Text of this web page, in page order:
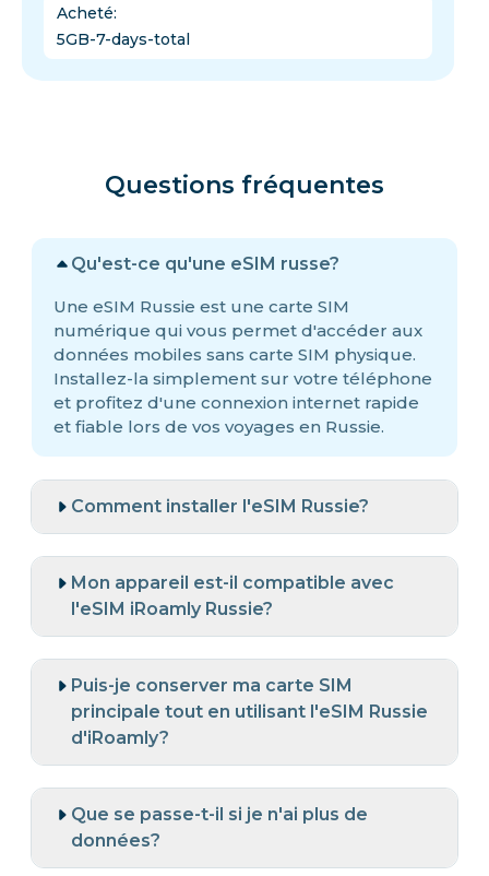
Acheté:
5GB-7-days-total
Questions fréquentes
Qu'est-ce qu'une eSIM russe?
Une eSIM Russie est une carte SIM
numérique qui vous permet d'accéder aux
données mobiles sans carte SIM physique.
Installez-la simplement sur votre téléphone
et profitez d'une connexion internet rapide
et fiable lors de vos voyages en Russie.
Comment installer l'eSIM Russie?
Mon appareil est-il compatible avec
l'eSIM iRoamly Russie?
Puis-je conserver ma carte SIM
principale tout en utilisant l'eSIM Russie
d'iRoamly?
Que se passe-t-il si je n'ai plus de
données?